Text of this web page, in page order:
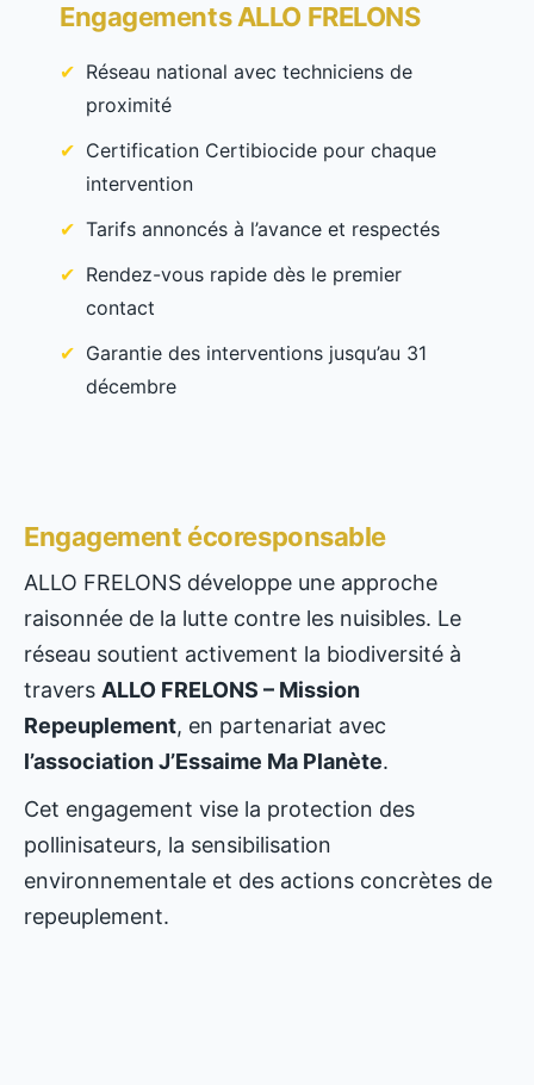
Engagements ALLO FRELONS
Réseau national avec techniciens de
proximité
Certification Certibiocide pour chaque
intervention
Tarifs annoncés à l’avance et respectés
Rendez-vous rapide dès le premier
contact
Garantie des interventions jusqu’au 31
décembre
Engagement écoresponsable
ALLO FRELONS développe une approche
raisonnée de la lutte contre les nuisibles. Le
réseau soutient activement la biodiversité à
travers ALLO FRELONS – Mission
Repeuplement, en partenariat avec
l’association J’Essaime Ma Planète.
Cet engagement vise la protection des
pollinisateurs, la sensibilisation
environnementale et des actions concrètes de
repeuplement.